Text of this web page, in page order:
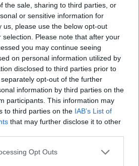
the sale, sharing to third parties, or
or sensitive information for
us, please use the below opt-out
Please note that after your
you may continue seeing
on personal information utilized by
disclosed to third parties prior to
opt-out of the further
information by third parties on the
participants. This information may
to third parties on the IAB’s List of
that may further disclose it to other
app uses one or more Google
Opt Outs
le tue segnalazioni,
video e le tue foto
al numero +39
7512
le nostre ultime news
News